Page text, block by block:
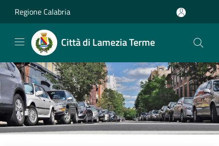
Regione Calabria
Città di Lamezia Terme